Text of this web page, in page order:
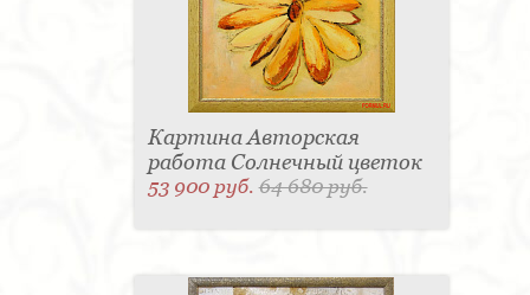
Картина Авторская
работа Солнечный цветок
53 900 руб.64 680 руб.